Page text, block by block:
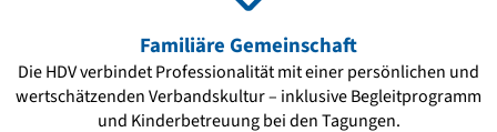
Familiäre Gemeinschaft
Die HDV verbindet Professionalität mit einer persönlichen und
wertschätzenden Verbandskultur – inklusive Begleitprogramm
und Kinderbetreuung bei den Tagungen.